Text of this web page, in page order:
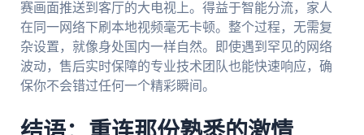
赛画面推送到客厅的大电视上。得益于智能分流，家人
在同一网络下刷本地视频毫无卡顿。整个过程，无需复
杂设置，就像身处国内一样自然。即使遇到罕见的网络
波动，售后实时保障的专业技术团队也能快速响应，确
保你不会错过任何一个精彩瞬间。